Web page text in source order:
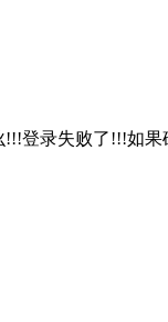
!!!登录失败了!!!如果